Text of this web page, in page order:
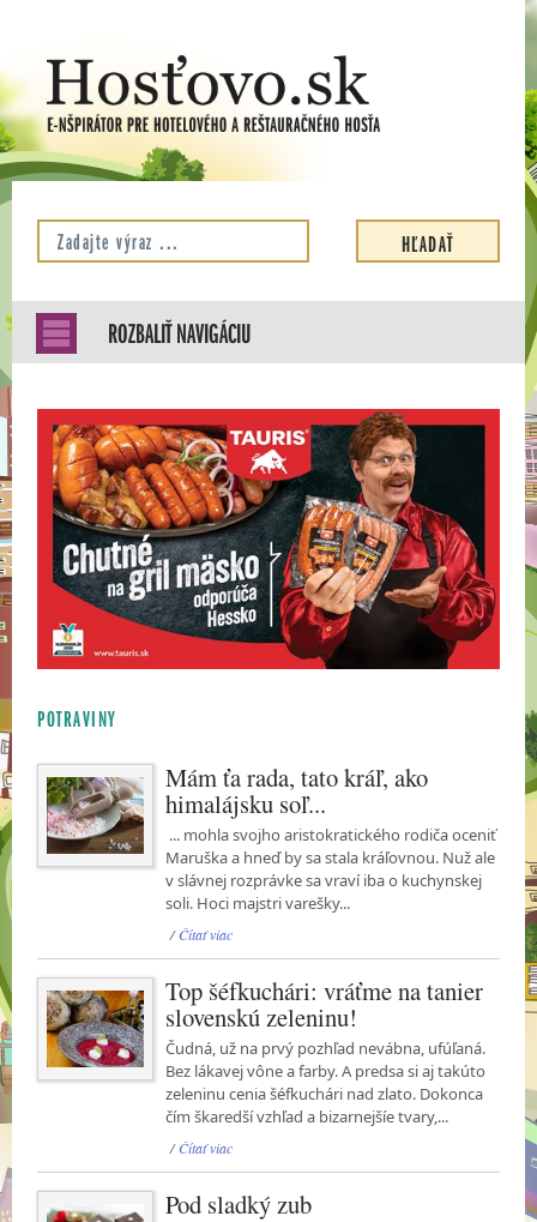
ROZBALIŤ NAVIGÁCIU
POTRAVINY
Mám ťa rada, tato kráľ, ako
himalájsku soľ...
... mohla svojho aristokratického rodiča oceniť
Maruška a hneď by sa stala kráľovnou. Nuž ale
v slávnej rozprávke sa vraví iba o kuchynskej
soli. Hoci majstri varešky...
/Čítať viac
Top šéfkuchári: vráťme na tanier
slovenskú zeleninu!
Čudná, už na prvý pozhľad nevábna, ufúľaná.
Bez lákavej vône a farby. A predsa si aj takúto
zeleninu cenia šéfkuchári nad zlato. Dokonca
čím škaredší vzhľad a bizarnejšíe tvary,...
/Čítať viac
Pod sladký zub